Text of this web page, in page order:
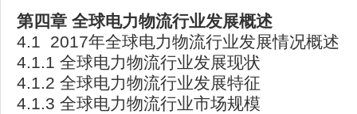
第四章 全球电力物流行业发展概述
4.1 2017年全球电力物流行业发展情况概述
4.1.1 全球电力物流行业发展现状
4.1.2 全球电力物流行业发展特征
4.1.3 全球电力物流行业市场规模